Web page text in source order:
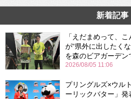
新着記事
「えだまめって、
が“県外に出したく
を森のビアガーデン
2026/08/05 11:06
プリングルズ×ウル
ーリックバター」